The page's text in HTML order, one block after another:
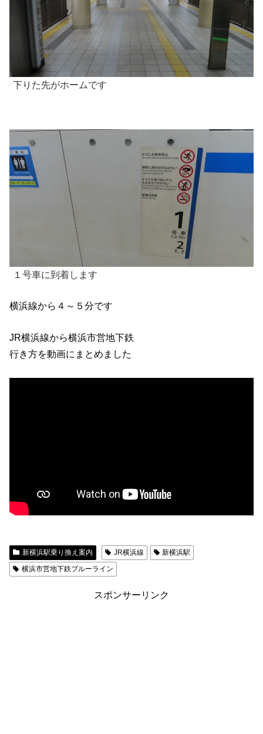
下りた先がホームです
１号車に到着します
横浜線から４～５分です
JR横浜線から横浜市営地下鉄
行き方を動画にまとめました
新横浜駅乗り換え案内 JR横浜線
新横浜駅
横浜市営地下鉄ブルーライン
スポンサーリンク